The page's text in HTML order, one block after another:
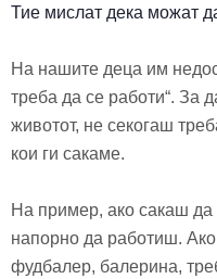
Тие мислат дека можат
На нашите деца им
треба да се работи“. За
животот, не секогаш
кои ги сакаме.
На пример, ако сакаш
напорно да работиш.
фудбалер, балерина,